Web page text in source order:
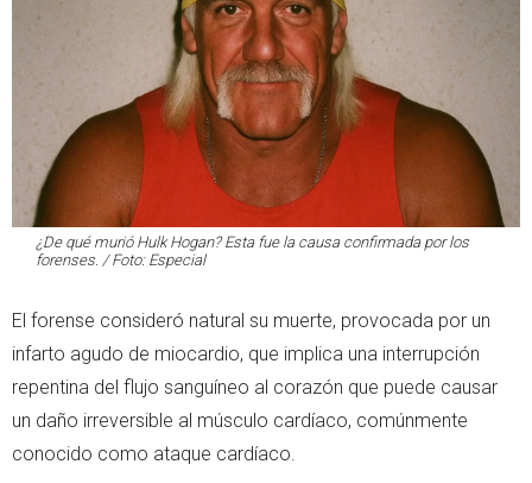
¿De qué murió Hulk Hogan? Esta fue la causa confirmada por los
forenses. / Foto: Especial
El forense consideró natural su muerte, provocada por un
infarto agudo de miocardio, que implica una interrupción
repentina del flujo sanguíneo al corazón que puede causar
un daño irreversible al músculo cardíaco, comúnmente
conocido como ataque cardíaco.